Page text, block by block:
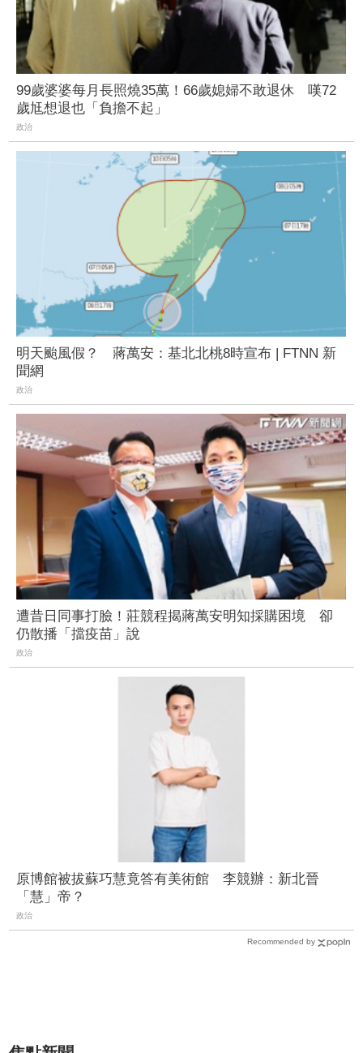
99歲婆婆每月長照燒35萬！66歲媳婦不敢退休 嘆72
歲尪想退也「負擔不起」
政治
明天颱風假？ 蔣萬安：基北北桃8時宣布 | FTNN 新
聞網
政治
遭昔日同事打臉！莊競程揭蔣萬安明知採購困境 卻
仍散播「擋疫苗」說
政治
原博館被拔蘇巧慧竟答有美術館 李競辦：新北晉
「慧」帝？
政治
Recommended by